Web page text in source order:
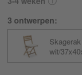
3 ontwerpen:
wit/